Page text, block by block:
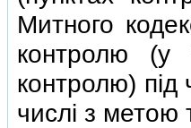
Митного
контролю (у
контролю) пiд
числi з метою